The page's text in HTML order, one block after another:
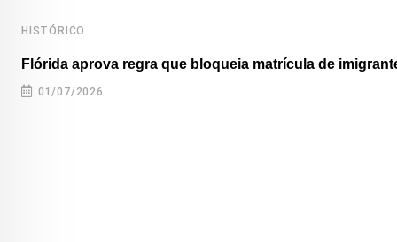
HISTÓRICO
Flórida aprova regra que bloqueia matrícula de
01/07/2026